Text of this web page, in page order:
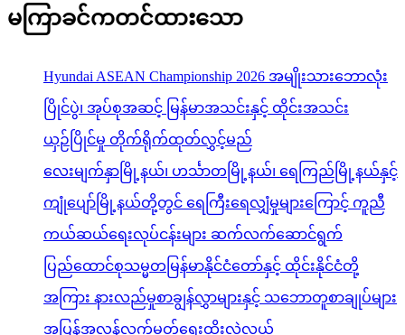
မကြာခင်ကတင်ထားသော
Hyundai ASEAN Championship 2026 အမျိုးသားဘောလုံး
ပြိုင်ပွဲ၊ အုပ်စုအဆင့် မြန်မာအသင်းနှင့် ထိုင်းအသင်း
ယှဉ်ပြိုင်မှု တိုက်ရိုက်ထုတ်လွှင့်မည်
လေးမျက်နှာမြို့နယ်၊ ဟင်္သာတမြို့နယ်၊ ရေကြည်မြို့နယ်နှင့်
ကျုံပျော်မြို့နယ်တို့တွင် ရေကြီးရေလျှံမှုများကြောင့် ကူညီ
ကယ်ဆယ်ရေးလုပ်ငန်းများ ဆက်လက်ဆောင်ရွက်
ပြည်ထောင်စုသမ္မတမြန်မာနိုင်ငံတော်နှင့် ထိုင်းနိုင်ငံတို့
အကြား နားလည်မှုစာချွန်လွှာများနှင့် သဘောတူစာချုပ်များ
အပြန်အလှန်လက်မှတ်ရေးထိုးလဲလှယ်